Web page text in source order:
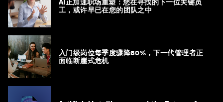
AI正加速职场重塑：您在寻找的下一位关键员
工，或许早已在您的团队之中
入门级岗位每季度骤降80%，下一代管理者正
面临断崖式危机